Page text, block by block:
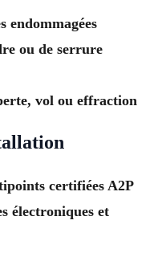
endommagées
ou de serrure
vol ou effraction
certifiées A2P
électroniques et